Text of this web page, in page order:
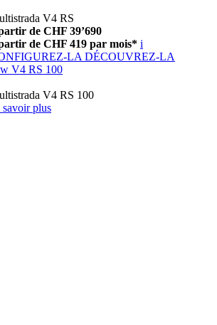
V4 RS
de CHF 39’690
de CHF 419 par mois* i
LA DÉCOUVREZ-LA
V4 RS 100
V4 RS 100
savoir plus